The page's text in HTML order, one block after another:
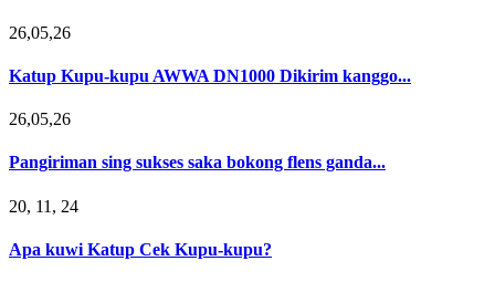
26,05,26
Katup Kupu-kupu AWWA DN1000 Dikirim kanggo...
26,05,26
Pangiriman sing sukses saka bokong flens ganda...
20, 11, 24
Apa kuwi Katup Cek Kupu-kupu?